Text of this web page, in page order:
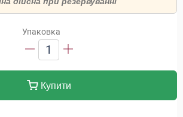
Упаковка
1
Купити